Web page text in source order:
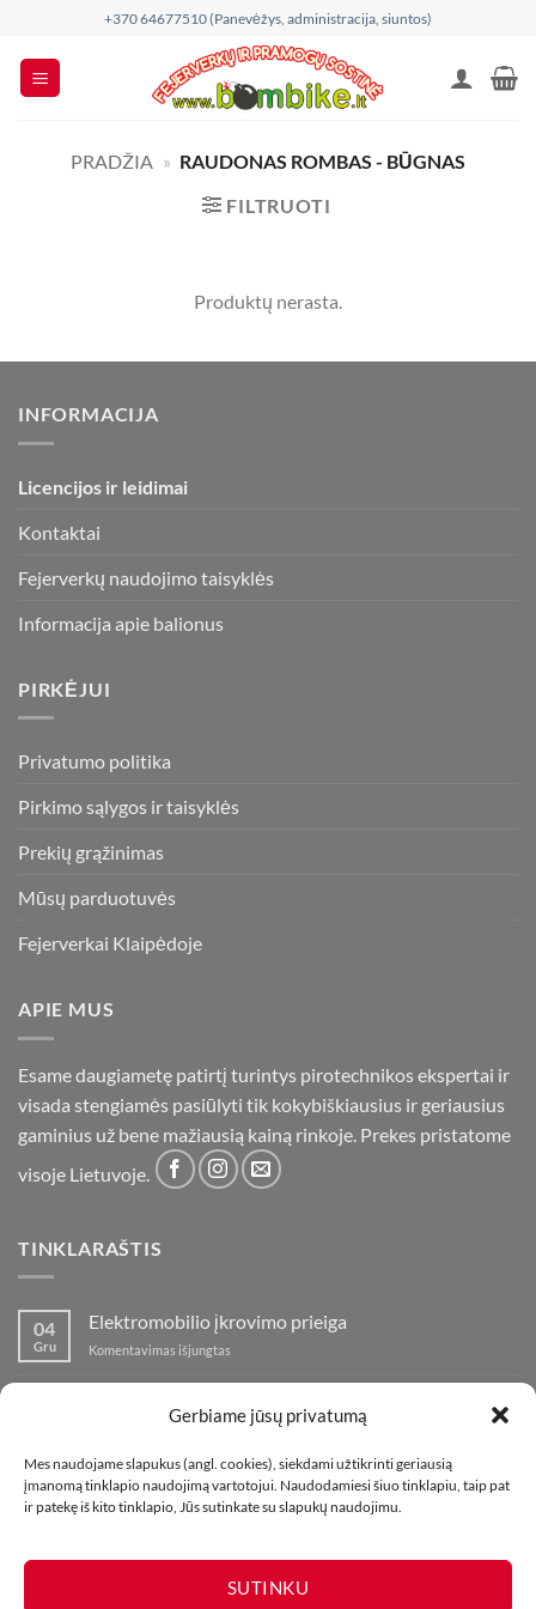
Gerbiame jūsų privatumą
Mes naudojame slapukus (angl. cookies), siekdami užtikrinti geriausią
įmanomą tinklapio naudojimą vartotojui. Naudodamiesi šiuo tinklapiu, taip pat
ir patekę iš kito tinklapio, Jūs sutinkate su slapukų naudojimu.
SUTINKU
content
+370 64677510 (Panevėžys, administracija, siuntos)
PRADŽIA » RAUDONAS ROMBAS - BŪGNAS
FILTRUOTI
Produktų nerasta.
INFORMACIJA
Licencijos ir leidimai
Kontaktai
Fejerverkų naudojimo taisyklės
Informacija apie balionus
PIRKĖJUI
Privatumo politika
Pirkimo sąlygos ir taisyklės
Prekių grąžinimas
Mūsų parduotuvės
Fejerverkai Klaipėdoje
APIE MUS
Esame daugiametę patirtį turintys pirotechnikos ekspertai ir
visada stengiamės pasiūlyti tik kokybiškiausius ir geriausius
gaminius už bene mažiausią kainą rinkoje. Prekes pristatome
visoje Lietuvoje.
TINKLARAŠTIS
04
Gru
Elektromobilio įkrovimo prieiga
Komentavimas išjungtas
prieiga
įraše
fejerverkų
parduotuvė
Klaipedoje!
01
Lap
Kaip fotografuoti fejerverkus
Komentavimas išjungtasįraše